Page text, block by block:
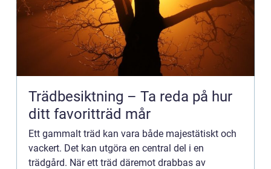
Trädbesiktning – Ta reda på hur
ditt favoritträd mår
Ett gammalt träd kan vara både majestätiskt och
vackert. Det kan utgöra en central del i en
trädgård. När ett träd däremot drabbas av